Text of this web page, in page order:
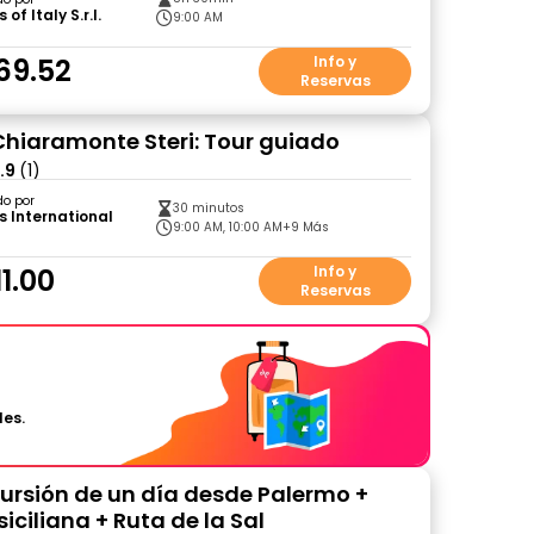
of Italy S.r.l.
9:00 AM
Info y
Reservas
Steri: Tour guiado
(1)
por
International
30 minutos
9:00 AM, 10:00 AM+9 Más
Info y
Reservas
de un día desde Palermo +
+ Ruta de la Sal